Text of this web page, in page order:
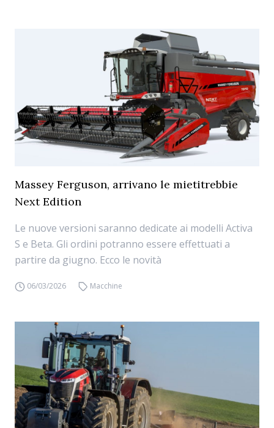
Massey Ferguson, arrivano le mietitrebbie
Next Edition
Le nuove versioni saranno dedicate ai modelli Activa
S e Beta. Gli ordini potranno essere effettuati a
partire da giugno. Ecco le novità
06/03/2026 Macchine